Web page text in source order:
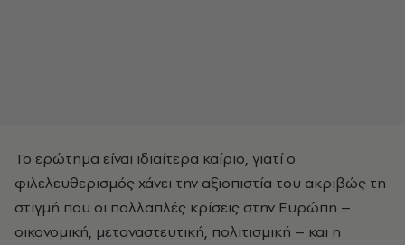
Το ερώτημα είναι ιδιαίτερα καίριο, γιατί ο
φιλελευθερισμός χάνει την αξιοπιστία του ακριβώς τη
στιγμή που οι πολλαπλές κρίσεις στην Ευρώπη –
οικονομική, μεταναστευτική, πολιτισμική – και η